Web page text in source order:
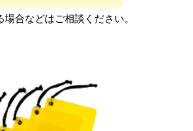
合などはご相談ください。